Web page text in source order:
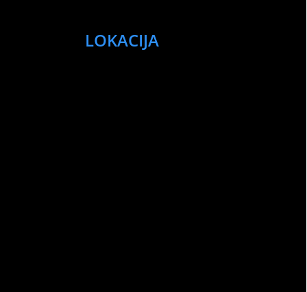
LOKACIJA